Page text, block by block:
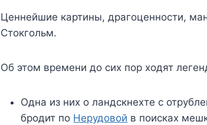
Ценнейшие картины, драгоценности,
Стокгольм.
Об этом времени до сих пор ходят
Одна из них о ландскнехте с
бродит по Нерудовой в поисках